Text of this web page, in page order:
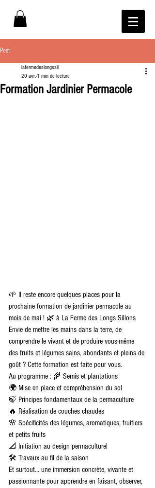
Post
Formation Jardinier Permacole
lafermedeslongssil
20 avr. 1 min de lecture
🌱 Il reste encore quelques places pour la
prochaine formation de jardinier permacole au
mois de mai ! 🌿 à La Ferme des Longs Sillons
Envie de mettre les mains dans la terre, de
comprendre le vivant et de produire vous-même
des fruits et légumes sains, abondants et pleins de
goût ? Cette formation est faite pour vous.
Au programme : 🌾 Semis et plantations
🌍 Mise en place et compréhension du sol
🍃 Principes fondamentaux de la permaculture
🔥 Réalisation de couches chaudes
🌸 Spécificités des légumes, aromatiques, fruitiers
et petits fruits
📐 Initiation au design permaculturel
🛠️ Travaux au fil de la saison
Et surtout… une immersion concrète, vivante et
passionnante pour apprendre en faisant, observer,